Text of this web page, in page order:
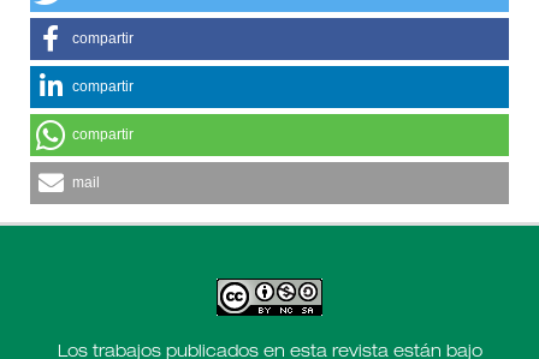
compartir
compartir
compartir
mail
Los trabajos publicados en esta revista están bajo